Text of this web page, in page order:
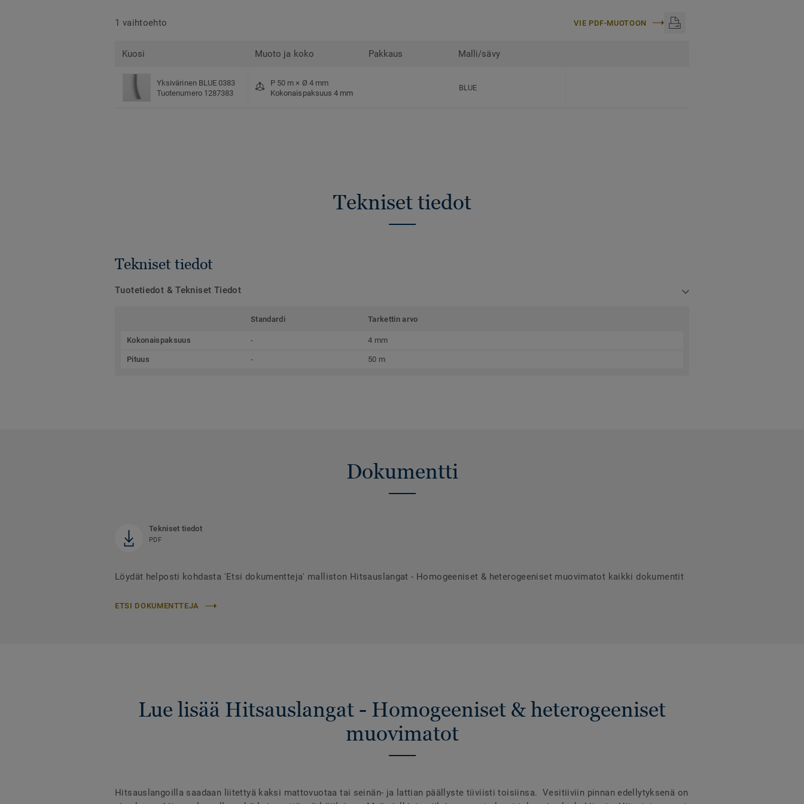
1 vaihtoehto VIE PDF-MUOTOON
Kuosi Muoto ja koko Pakkaus Malli/sävy
Yksivärinen BLUE 0383
Tuotenumero 1287383
P 50 m × Ø 4 mm
Kokonaispaksuus 4 mm
BLUE
Tekniset tiedot
Tekniset tiedot
Tuotetiedot & Tekniset Tiedot
Standardi Tarkettin arvo
Kokonaispaksuus - 4 mm
Pituus - 50 m
Dokumentti
Tekniset tiedot
PDF
Löydät helposti kohdasta 'Etsi dokumentteja' malliston Hitsauslangat - Homogeeniset & heterogeeniset muovimatot kaikki dokumentit
ETSI DOKUMENTTEJA
Lue lisää Hitsauslangat - Homogeeniset & heterogeeniset
muovimatot
Hitsauslangoilla saadaan liitettyä kaksi mattovuotaa tai seinän- ja lattian päällyste tiiviisti toisiinsa. Vesitiiviin pinnan edellytyksenä on